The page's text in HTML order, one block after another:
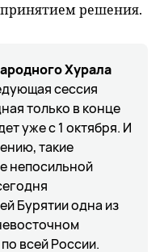
решения.
Хурала
сессия
только в конце
уже с 1 октября. И
такие
непосильной
Бурятии одна из
всей России.